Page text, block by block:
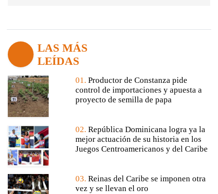
LAS MÁS
LEÍDAS
01. Productor de Constanza pide
control de importaciones y apuesta a
proyecto de semilla de papa
02. República Dominicana logra ya la
mejor actuación de su historia en los
Juegos Centroamericanos y del Caribe
03. Reinas del Caribe se imponen otra
vez y se llevan el oro